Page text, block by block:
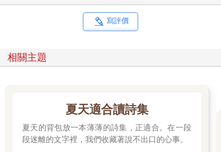
就在我意識到應該就是這個事實時，男孩突然轉身，眼神散發著
這人明明可以靠臉吃飯，為何卻在這裡賣菜？
我尷尬著笑，而男孩好像很喜歡這種尷尬。
然後男孩對著鏡頭，張開嘴，但沒有發出聲音，從嘴裡每一個吐
出來的字，居然跟所有編劇寫給主角相遇的經典台詞一模一樣：
你怎麼會在這裡？
寫評價
相關主題
夏天適合讀詩集
夏天的背包放一本薄薄的詩集，正適合。在一段
段迷離的文字裡，我們收藏著說不出口的心事。